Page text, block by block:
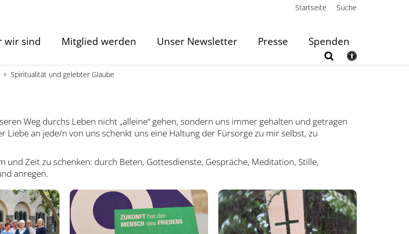
Startseite Suche
wir sind Mitglied werden Unser Newsletter Presse Spenden
Spiritualität und gelebter Glaube
Weg durchs Leben nicht „alleine“ gehen, sondern uns immer gehalten und getragen
Liebe an jede/n von uns schenkt uns eine Haltung der Fürsorge zu mir selbst, zu
und Zeit zu schenken: durch Beten, Gottesdienste, Gespräche, Meditation, Stille,
anregen.